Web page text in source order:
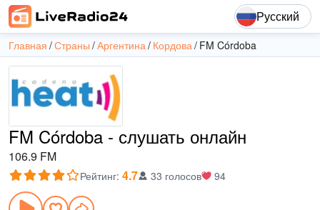
Русский
Главная Страны Аргентина Кордова FM Córdoba
FM Córdoba - слушать онлайн
106.9 FM
Рейтинг: 4.7 33 голосов 94